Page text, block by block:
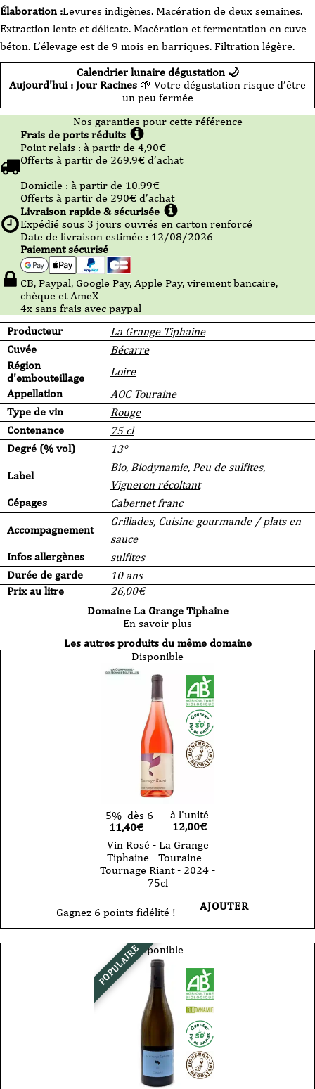
Élaboration :Levures indigènes. Macération de deux semaines.
Extraction lente et délicate. Macération et fermentation en cuve
béton. L’élevage est de 9 mois en barriques. Filtration légère.
Calendrier lunaire dégustation 🌙
Aujourd'hui : Jour Racines 🌱 Votre dégustation risque d’être
un peu fermée
Producteur
La Grange Tiphaine
Cuvée
Bécarre
Région
d'embouteillage
Loire
Appellation
AOC Touraine
Type de vin
Rouge
Contenance
75 cl
Degré (% vol)
13°
Label
Bio, Biodynamie, Peu de sulfites,
Vigneron récoltant
Cépages
Cabernet franc
Accompagnement
Grillades, Cuisine gourmande / plats en
sauce
Infos allergènes
sulfites
Durée de garde
10 ans
Prix au litre
26,00€
Nos garanties pour cette référence
Frais de ports réduits
Point relais : à partir de 4,90€
Offerts à partir de 269.9€ d’achat
Domicile : à partir de 10.99€
Offerts à partir de 290€ d’achat
Livraison rapide & sécurisée
Expédié sous 3 jours ouvrés en carton renforcé
Date de livraison estimée : 12/08/2026
Paiement sécurisé
CB, Paypal, Google Pay, Apple Pay, virement bancaire,
chèque et AmeX
4x sans frais avec paypal
Domaine La Grange Tiphaine
En savoir plus
Les autres produits du même domaine
Disponible
-5% dès 6
11,40€
à l'unité
12,00€
Vin Rosé - La Grange
Tiphaine - Touraine -
Tournage Riant - 2024 -
75cl
Gagnez 6 points fidélité ! AJOUTER
POPULAIREDisponible